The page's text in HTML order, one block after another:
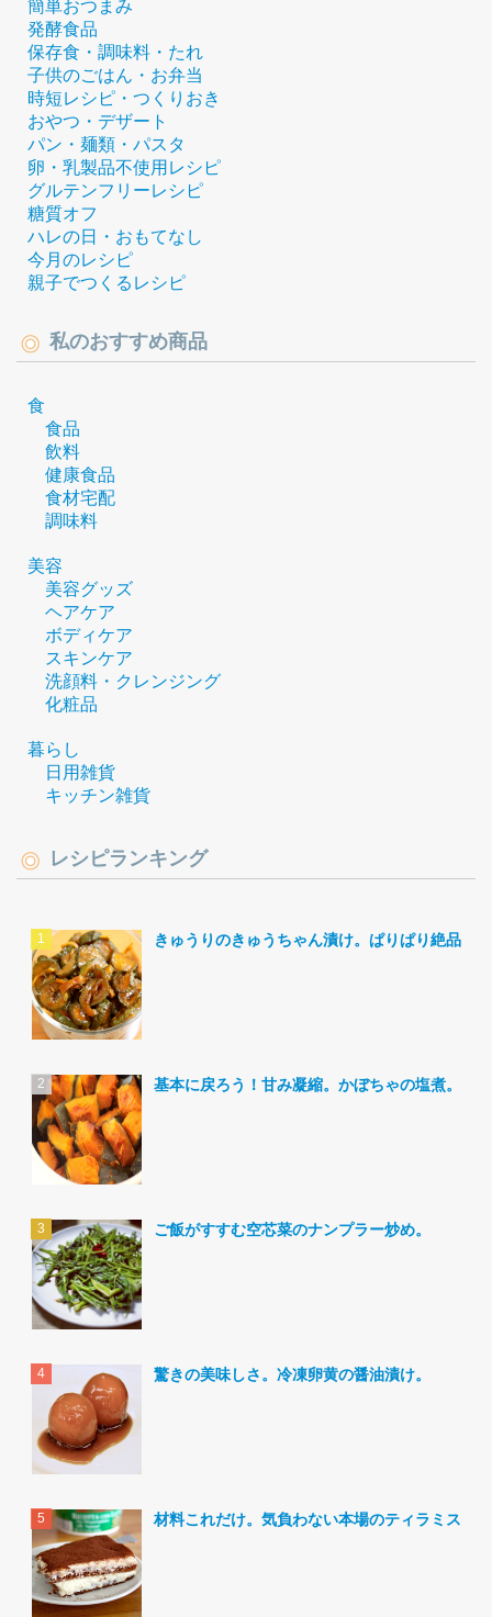
簡単おつまみ
発酵食品
保存食・調味料・たれ
子供のごはん・お弁当
時短レシピ・つくりおき
おやつ・デザート
パン・麺類・パスタ
卵・乳製品不使用レシピ
グルテンフリーレシピ
糖質オフ
ハレの日・おもてなし
今月のレシピ
親子でつくるレシピ
私のおすすめ商品
食
食品
飲料
健康食品
食材宅配
調味料
美容
美容グッズ
ヘアケア
ボディケア
スキンケア
洗顔料・クレンジング
化粧品
暮らし
日用雑貨
キッチン雑貨
レシピランキング
きゅうりのきゅうちゃん漬け。ぱりぱり絶品。
基本に戻ろう！甘み凝縮。かぼちゃの塩煮。
ご飯がすすむ空芯菜のナンプラー炒め。
驚きの美味しさ。冷凍卵黄の醤油漬け。
材料これだけ。気負わない本場のティラミス。